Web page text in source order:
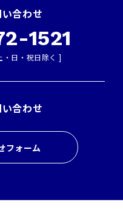
合わせ
1521
日・祝日除く ]
合わせ
フォーム